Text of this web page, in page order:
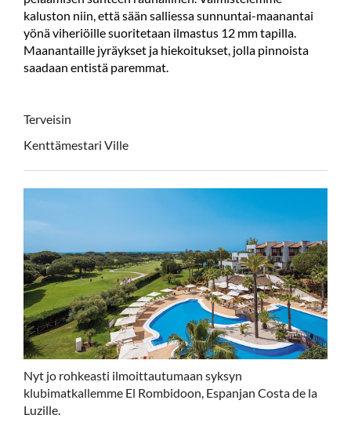
kaluston niin, että sään salliessa sunnuntai-maanantai
yönä viheriöille suoritetaan ilmastus 12 mm tapilla.
Maanantaille jyräykset ja hiekoitukset, jolla pinnoista
saadaan entistä paremmat.
Terveisin
Kenttämestari Ville
Nyt jo rohkeasti ilmoittautumaan syksyn
klubimatkallemme El Rombidoon, Espanjan Costa de la
Luzille.